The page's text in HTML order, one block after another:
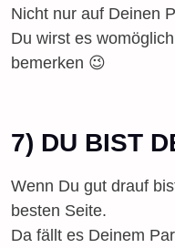
Nicht nur auf Deinen
Du wirst es
bemerken 😉
7) DU BIST
Wenn Du gut drauf
besten Seite.
Da fällt es Deinem